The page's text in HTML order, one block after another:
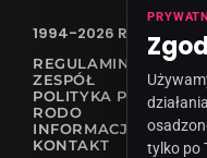
1994-2026 RADIO
REGULAMIN
ZESPÓŁ
POLITYKA
RODO
INFORMACJA O
KONTAKT
tylko po